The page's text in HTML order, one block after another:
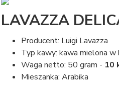
LAVAZZA
Producent: Luigi Lavazza
Typ kawy: kawa mielona w
Waga netto: 50 gram - 10
Mieszanka: Arabika